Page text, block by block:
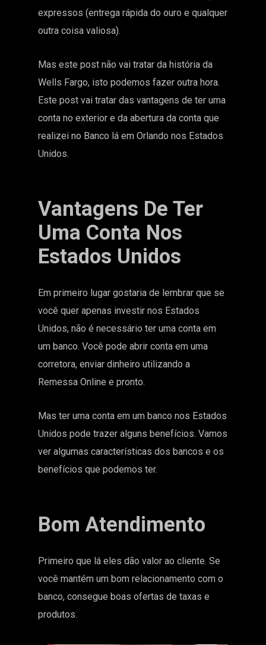
expressos (entrega rápida do ouro e qualquer
outra coisa valiosa).
Mas este post não vai tratar da história da
Wells Fargo, isto podemos fazer outra hora.
Este post vai tratar das vantagens de ter uma
conta no exterior e da abertura da conta que
realizei no Banco lá em Orlando nos Estados
Unidos.
Vantagens De Ter
Uma Conta Nos
Estados Unidos
Em primeiro lugar gostaria de lembrar que se
você quer apenas investir nos Estados
Unidos, não é necessário ter uma conta em
um banco. Você pode abrir conta em uma
corretora, enviar dinheiro utilizando a
Remessa Online e pronto.
Mas ter uma conta em um banco nos Estados
Unidos pode trazer alguns benefícios. Vamos
ver algumas características dos bancos e os
benefícios que podemos ter.
Bom Atendimento
Primeiro que lá eles dão valor ao cliente. Se
você mantém um bom relacionamento com o
banco, consegue boas ofertas de taxas e
produtos.